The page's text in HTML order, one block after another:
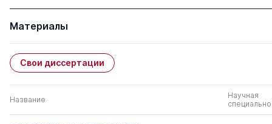
Материалы
Свои диссертации
Название
Научная